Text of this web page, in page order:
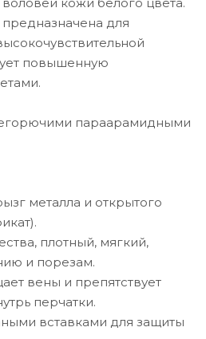
для
повышенную
параарамидными
металла и открытого
плотный, мягкий,
и порезам.
вены и препятствует
перчатки.
вставками для защиты